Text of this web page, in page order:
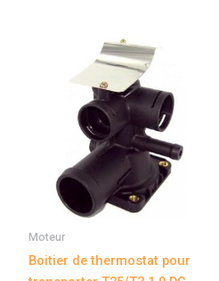
Moteur
Boitier de thermostat pour